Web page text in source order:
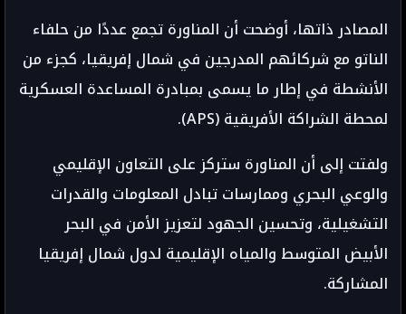
المصادر ذاتها، أوضحت أن المناورة تجمع عددًا من حلفاء
الناتو مع شركائهم المدرجين في شمال إفريقيا، كجزء من
الأنشطة في إطار ما يسمى بمبادرة المساعدة العسكرية
لمحطة الشراكة الأفريقية (APS).
ولفتت إلى أن المناورة ستركز على التعاون الإقليمي
والوعي البحري وممارسات تبادل المعلومات والقدرات
التشغيلية، وتحسين الجهود لتعزيز الأمن في البحر
الأبيض المتوسط والمياه الإقليمية لدول شمال إفريقيا
المشاركة.